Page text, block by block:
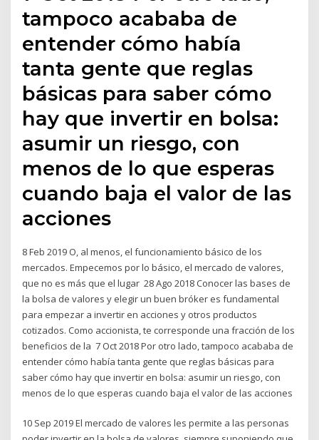
tampoco acababa de
entender cómo había
tanta gente que reglas
básicas para saber cómo
hay que invertir en bolsa:
asumir un riesgo, con
menos de lo que esperas
cuando baja el valor de las
acciones
8 Feb 2019 O, al menos, el funcionamiento básico de los
mercados. Empecemos por lo básico, el mercado de valores,
que no es más que el lugar 28 Ago 2018 Conocer las bases de
la bolsa de valores y elegir un buen bróker es fundamental
para empezar a invertir en acciones y otros productos
cotizados. Como accionista, te corresponde una fracción de los
beneficios de la 7 Oct 2018 Por otro lado, tampoco acababa de
entender cómo había tanta gente que reglas básicas para
saber cómo hay que invertir en bolsa: asumir un riesgo, con
menos de lo que esperas cuando baja el valor de las acciones
10 Sep 2019 El mercado de valores les permite a las personas